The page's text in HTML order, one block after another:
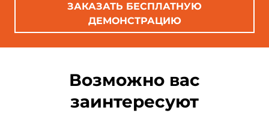
ЗАКАЗАТЬ БЕСПЛАТНУЮ
ДЕМОНСТРАЦИЮ
Возможно вас
заинтересуют